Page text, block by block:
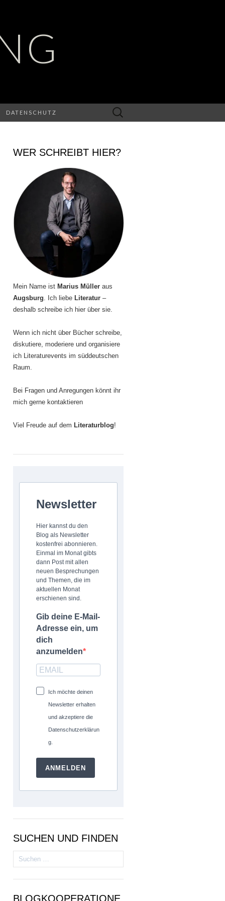
DATENSCHUTZ
Suchen
nach:
WER SCHREIBT HIER?
Mein Name ist Marius Müller aus
Augsburg. Ich liebe Literatur –
deshalb schreibe ich hier über sie.
Wenn ich nicht über Bücher schreibe,
diskutiere, moderiere und organisiere
ich Literaturevents im süddeutschen
Raum.
Bei Fragen und Anregungen könnt ihr
mich gerne kontaktieren
Viel Freude auf dem Literaturblog!
Newsletter
Hier kannst du den
Blog als Newsletter
kostenfrei abonnieren.
Einmal im Monat gibts
dann Post mit allen
neuen Besprechungen
und Themen, die im
aktuellen Monat
erschienen sind.
Gib deine E-Mail-
Adresse ein, um
dich
anzumelden
Ich möchte deinen
Newsletter erhalten
und akzeptiere die
Datenschutzerklärun
g.
ANMELDEN
SUCHEN UND FINDEN
Suchen
nach:
BLOGKOOPERATIONE